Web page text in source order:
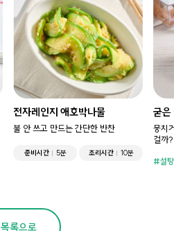
전자레인지 애호박나물
불 안 쓰고 만드는 간단한 반찬
준비시간 5분 조리시간 10분
굳은
뭉치
걸까?
설탕
목록으로